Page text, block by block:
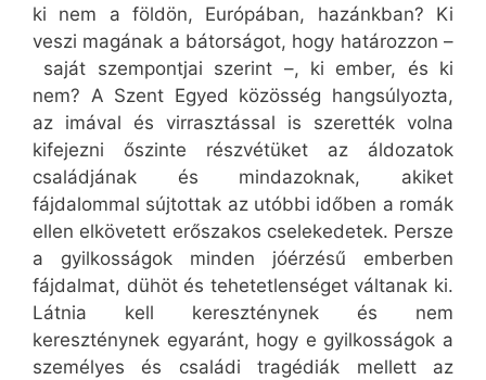
ki nem a földön, Európában, hazánkban? Ki
veszi magának a bátorságot, hogy határozzon –
saját szempontjai szerint –, ki ember, és ki
nem? A Szent Egyed közösség hangsúlyozta,
az imával és virrasztással is szerették volna
kifejezni őszinte részvétüket az áldozatok
családjának és mindazoknak, akiket
fájdalommal sújtottak az utóbbi időben a romák
ellen elkövetett erőszakos cselekedetek. Persze
a gyilkosságok minden jóérzésű emberben
fájdalmat, dühöt és tehetetlenséget váltanak ki.
Látnia kell kereszténynek és nem
kereszténynek egyaránt, hogy e gyilkosságok a
személyes és családi tragédiák mellett az